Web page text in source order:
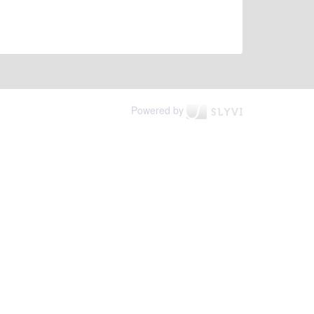
Powered by